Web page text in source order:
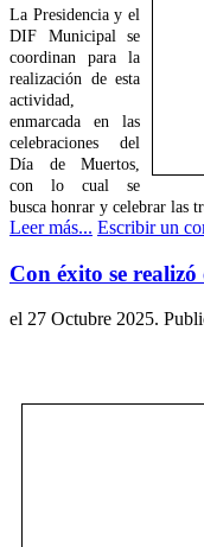
La Presidencia y el
DIF Municipal se
coordinan para la
realización de esta
actividad,
enmarcada en las
celebraciones del
Día de Muertos,
con lo cual se
busca honrar y celebrar las
Leer más... Escribir un
Con éxito se
el 27 Octubre 2025.